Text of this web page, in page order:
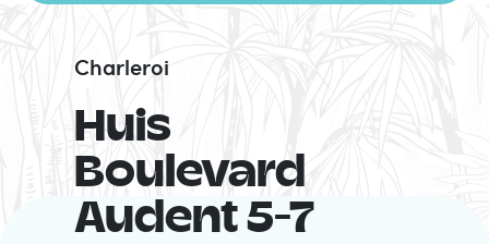
Huis
Boulevard
Audent 5-7
Charleroi